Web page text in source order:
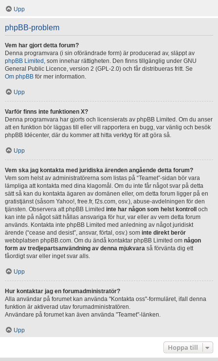
Upp
phpBB-problem
Vem har gjort detta forum?
Denna programvara (i sin oförändrade form) är producerad av, släppt av
phpBB Limited , som innehar rättigheten. Den finns tillgänglig under GNU
General Public Licence, version 2 (GPL-2.0) och får distribueras fritt. Se
Om phpBB för mer information.
Upp
Varför finns inte funktionen X?
Denna programvara har gjorts och licensierats av phpBB Limited. Om du anser
att en funktion bör läggas till eller vill rapportera en bugg, var vänlig och besök
phpBB Idécenter, där du kommer att hitta verktyg för att göra så.
Upp
Vem ska jag kontakta med juridiska ärenden angående detta forum?
Vem som helst av administratörerna som listas på “Teamet”-sidan bör vara
lämpliga att kontakta med dina klagomål. Om du inte får något svar på detta
sätt så kan du kontakta ägaren av domänen eller, om detta forum ligger på en
gratistjänst (såsom Yahoo!, free.fr, f2s.com, osv.), abuse-avdelningen för den
tjänsten. Observera att phpBB Limited inte har någon som helst kontroll
och
kan inte på något sätt hållas ansvariga för hur, var eller av vem detta forum
används. Kontakta inte phpBB Limited med anledning av något juridiskt
ärende (“cease and desist”, ansvar, förtal, osv.) som inte direkt berör
webbplatsen phpBB.com. Om du ändå kontaktar phpBB Limited om någon
form av tredjepartsanvändning av denna mjukvara så förvänta dig ett
fåordigt svar eller inget svar alls.
Upp
Hur kontaktar jag en forumadministratör?
Alla användar på forumet kan använda "Kontakta oss"-formuläret, ifall denna
funktion är aktiverad utav forumadministratören.
Användare på forumet kan även använda "Teamet"-länken.
Upp
Hoppa till